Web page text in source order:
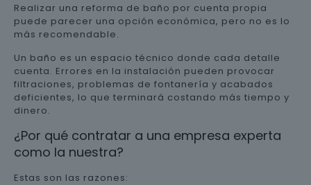
Realizar una reforma de baño por cuenta propia
puede parecer una opción económica, pero no es lo
más recomendable.
Un baño es un espacio técnico donde cada detalle
cuenta. Errores en la instalación pueden provocar
filtraciones, problemas de fontanería y acabados
deficientes, lo que terminará costando más tiempo y
dinero.
¿Por qué contratar a una empresa experta
como la nuestra?
Estas son las razones: